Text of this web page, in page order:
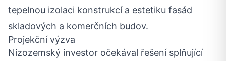
tepelnou izolaci konstrukcí a estetiku fasád
skladových a komerčních budov.
Projekční výzva
Nizozemský investor očekával řešení splňující